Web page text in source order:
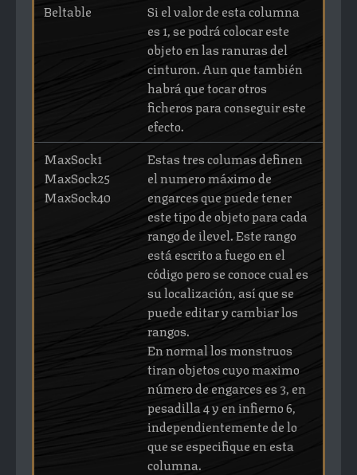
Beltable
Si el valor de esta columna
es 1, se podrá colocar este
objeto en las ranuras del
cinturon. Aun que también
habrá que tocar otros
ficheros para conseguir este
efecto.
MaxSock1
MaxSock25
MaxSock40
Estas tres columas definen
el numero máximo de
engarces que puede tener
este tipo de objeto para cada
rango de ilevel. Este rango
está escrito a fuego en el
código pero se conoce cual es
su localización, así que se
puede editar y cambiar los
rangos.
En normal los monstruos
tiran objetos cuyo maximo
número de engarces es 3, en
pesadilla 4 y en infierno 6,
independientemente de lo
que se especifique en esta
columna.